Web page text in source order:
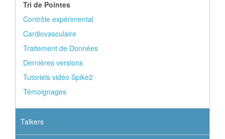
Tri de Pointes
Contrôle expérimental
Cardiovasculaire
Traitement de Données
Dernières versions
Tutoriels vidéo Spike2
Témoignages
Talkers